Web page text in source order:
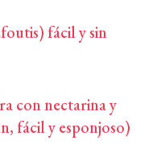
fácil y sin
con nectarina y
fácil y esponjoso)